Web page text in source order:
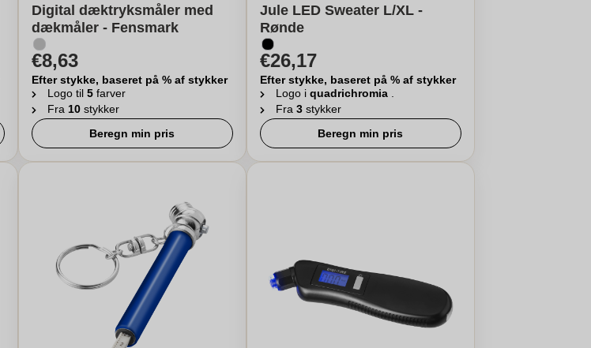
Digital dæktryksmåler med
dækmåler - Fensmark
€8,63
Efter stykke, baseret på % af stykker
Logo til 5 farver
Fra 10 stykker
Beregn min pris
Jule LED Sweater L/XL -
Rønde
€26,17
Efter stykke, baseret på % af stykker
Logo i quadrichromia .
Fra 3 stykker
Beregn min pris